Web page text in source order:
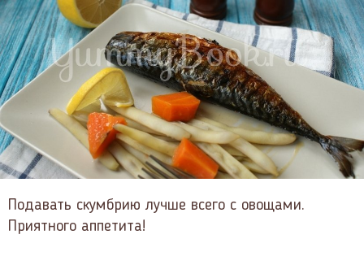
Подавать скумбрию лучше всего с овощами.
Приятного аппетита!